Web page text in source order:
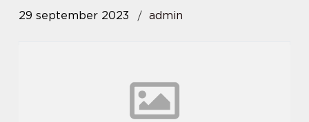
29 september 2023 admin